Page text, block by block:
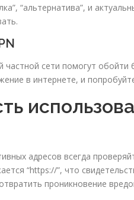
“альтернатива”, и
частной сети помогут
в интернете, и
адресов всегда
“https://”, что
проникновение